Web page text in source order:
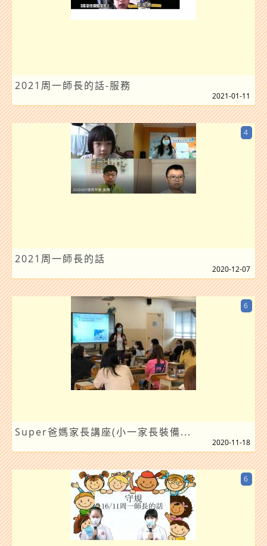
2021周一師長的話-服務
2021-01-11
2021周一師長的話
4
2020-12-07
Super爸媽家長講座(小一家長裝備...
6
2020-11-18
6